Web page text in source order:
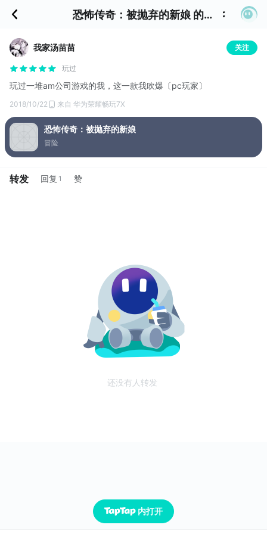
恐怖传奇：被抛弃的新娘 的评价
我家汤苗苗 关注
玩过
玩过一堆am公司游戏的我，这一款我吹爆〔pc玩家〕
2018/10/22 来自 华为荣耀畅玩7X
恐怖传奇：被抛弃的新娘
冒险
转发 回复 1 赞
还没有人转发
内打开